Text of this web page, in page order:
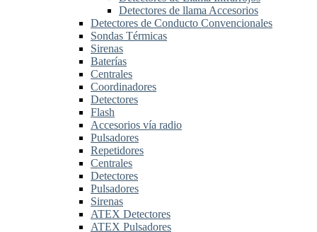
Detectores de llama Accesorios
Detectores de Conducto Convencionales
Sondas Térmicas
Sirenas
Baterías
Centrales
Coordinadores
Detectores
Flash
Accesorios vía radio
Pulsadores
Repetidores
Centrales
Detectores
Pulsadores
Sirenas
ATEX Detectores
ATEX Pulsadores